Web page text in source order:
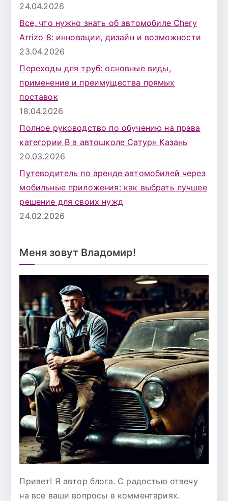
24.04.2026
Все, что нужно знать об автомобиле Chery
Arrizo 8: инновации, дизайн и возможности
23.04.2026
Переходы для труб: основные виды,
применение и преимущества прямых
поставок
18.04.2026
Полное руководство по обучению на права
категории B в автошколе Сатурн Казань
20.03.2026
Путеводитель по аренде автомобилей через
мобильные приложения: как выбрать лучшее
решение для своих нужд
24.02.2026
Меня зовут Владомир!
Привет! Я автор блога. С радостью отвечу
на все ваши вопросы в комментариях.